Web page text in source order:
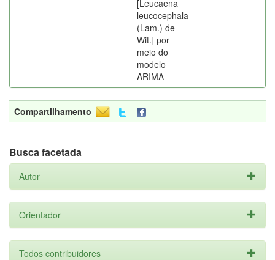
[Leucaena
leucocephala
(Lam.) de
Wit.] por
meio do
modelo
ARIMA
Compartilhamento
Busca facetada
Autor
Orientador
Todos contribuidores